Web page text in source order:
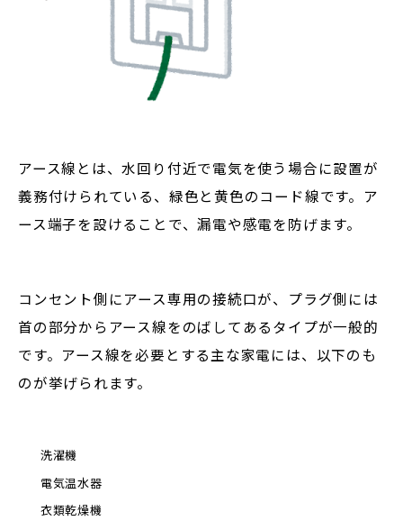
アース線とは、水回り付近で電気を使う場合に設置が
義務付けられている、緑色と黄色のコード線です。ア
ース端子を設けることで、漏電や感電を防げます。
コンセント側にアース専用の接続口が、プラグ側には
首の部分からアース線をのばしてあるタイプが一般的
です。アース線を必要とする主な家電には、以下のも
のが挙げられます。
洗濯機
電気温水器
衣類乾燥機